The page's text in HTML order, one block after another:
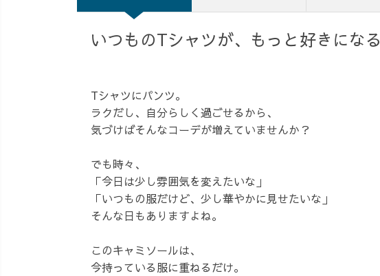
いつものTシャツが、もっと好きになる
Tシャツにパンツ。
ラクだし、自分らしく過ごせるから、
気づけばそんなコーデが増えていませんか？
でも時々、
「今日は少し雰囲気を変えたいな」
「いつもの服だけど、少し華やかに見せたいな」
そんな日もありますよね。
このキャミソールは、
今持っている服に重ねるだけ。